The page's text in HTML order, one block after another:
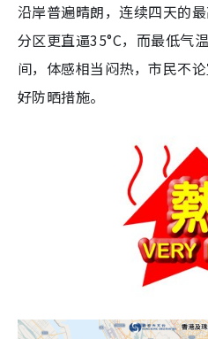
沿岸普遍晴朗，连续四天的
分区更直逼35°C，而最低气
间，体感相当闷热，市民不
好防晒措施。